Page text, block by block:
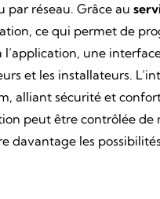
par réseau. Grâce au
ce qui permet de
une
et les installateurs.
alliant sécurité et
peut être contrôlée de
davantage les